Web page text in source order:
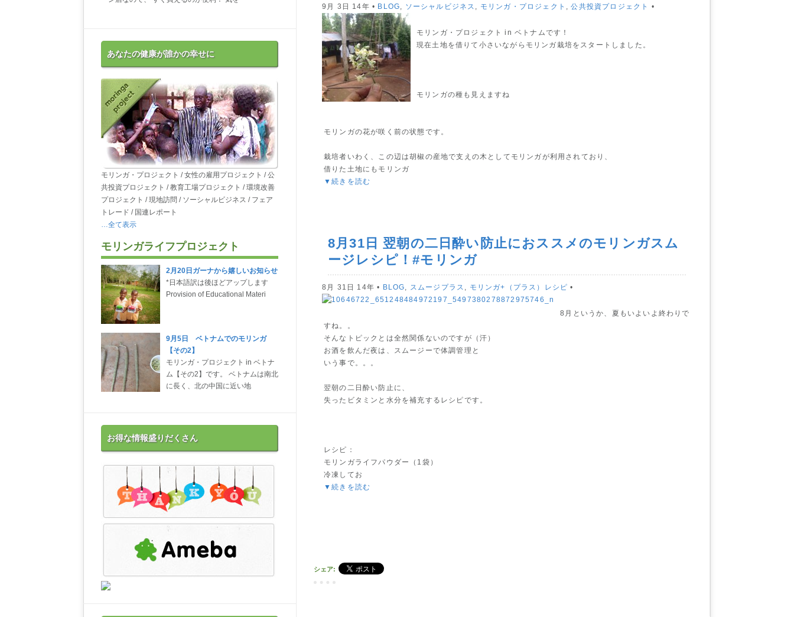
9月 3日 14年 • BLOG, ソーシャルビジネス , モリンガ・プロジェクト ,公共投資プロジェクト •
モリンガ・プロジェクト in ベトナムです！
現在土地を借りて小さいながらモリンガ栽培をスタートしました。
モリンガの種も見えますね
モリンガの花が咲く前の状態です。
栽培者いわく、この辺は胡椒の産地で支えの木としてモリンガが利用されており、
借りた土地にもモリンガ
▼続きを読む
8月31日 翌朝の二日酔い防止におススメのモリンガスム
ージレシピ！#モリンガ
8月 31日 14年 • BLOG, スムージプラス , モリンガ+（プラス）レシピ •
8月というか、夏もいよいよ終わりで
すね。。
そんなトピックとは全然関係ないのですが（汗）
お酒を飲んだ夜は、スムージーで体調管理と
いう事で。。。
翌朝の二日酔い防止に、
失ったビタミンと水分を補充するレシピです。
レシピ：
モリンガライフパウダー（1袋）
冷凍してお
▼続きを読む
シェア:
あなたの健康が誰かの幸せに
モリンガ・プロジェクト / 女性の雇用プロジェクト / 公
共投資プロジェクト / 教育工場プロジェクト / 環境改善
プロジェクト / 現地訪問 / ソーシャルビジネス / フェア
トレード / 国連レポート
…全て表示
モリンガライフプロジェクト
2月20日ガーナから嬉しいお知らせ
*日本語訳は後ほどアップします
Provision of Educational Materi
9月5日 ベトナムでのモリンガ
【その2】
モリンガ・プロジェクト in ベトナ
ム【その2】です。 ベトナムは南北
に長く、北の中国に近い地
お得な情報盛りだくさん